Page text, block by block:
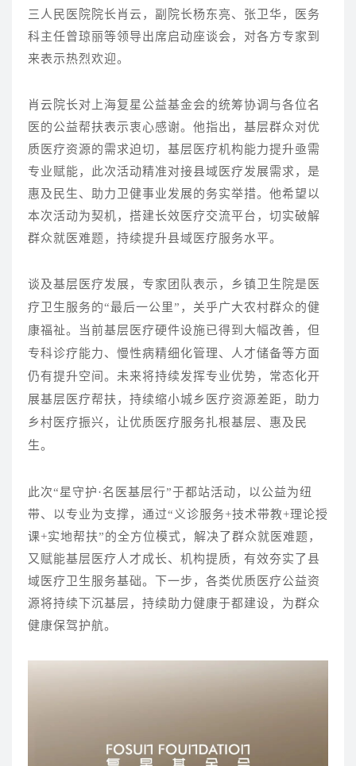
三人民医院院长肖云，副院长杨东亮、张卫华，医务
科主任曾琼丽等领导出席启动座谈会，对各方专家到
来表示热烈欢迎。
肖云院长对上海复星公益基金会的统筹协调与各位名
医的公益帮扶表示衷心感谢。他指出，基层群众对优
质医疗资源的需求迫切，基层医疗机构能力提升亟需
专业赋能，此次活动精准对接县域医疗发展需求，是
惠及民生、助力卫健事业发展的务实举措。他希望以
本次活动为契机，搭建长效医疗交流平台，切实破解
群众就医难题，持续提升县域医疗服务水平。
谈及基层医疗发展，专家团队表示，乡镇卫生院是医
疗卫生服务的“最后一公里”，关乎广大农村群众的健
康福祉。当前基层医疗硬件设施已得到大幅改善，但
专科诊疗能力、慢性病精细化管理、人才储备等方面
仍有提升空间。未来将持续发挥专业优势，常态化开
展基层医疗帮扶，持续缩小城乡医疗资源差距，助力
乡村医疗振兴，让优质医疗服务扎根基层、惠及民
生。
此次“星守护·名医基层行”于都站活动，以公益为纽
带、以专业为支撑，通过“义诊服务+技术带教+理论授
课+实地帮扶”的全方位模式，解决了群众就医难题，
又赋能基层医疗人才成长、机构提质，有效夯实了县
域医疗卫生服务基础。下一步，各类优质医疗公益资
源将持续下沉基层，持续助力健康于都建设，为群众
健康保驾护航。